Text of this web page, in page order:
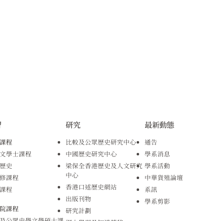
程
學士課程
史
課程
程
課程
研究
比較及公眾歷史研究中心
中國歷史研究中心
梁保全香港歷史及人文研究
中心
香港口述歷史網站
出版刊物
研究計劃
最新動態
通告
學系消息
學系活動
中華貨殖論壇
系訊
學系剪影